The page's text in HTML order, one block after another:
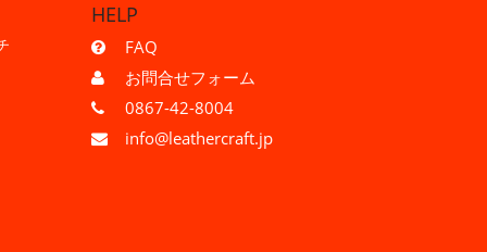
HELP
FAQ
お問合せフォーム
0867-42-8004
info@leathercraft.jp